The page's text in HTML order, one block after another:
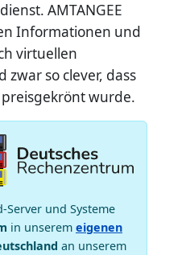
AMTANGEE
Informationen und
virtuellen
zwar so clever, dass
wurde.
Server und Systeme
in unserem eigenen
an unserem